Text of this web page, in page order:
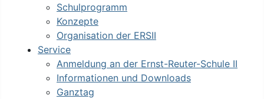
Schulprogramm
Konzepte
Organisation der ERSII
Service
Anmeldung an der Ernst-Reuter-Schule II
Informationen und Downloads
Ganztag